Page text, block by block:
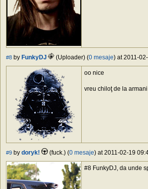
#8 by FunkyDJ (Uploader) (0 mesaje) at 2011-
oo nice
vreu chiloţ de la
#9 by doryk! (fuck.) (0 mesaje) at 2011-02-19
#8 FunkyDJ, da unde